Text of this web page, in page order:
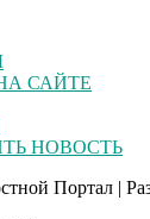
САЙТЕ
НОВОСТЬ
Портал |